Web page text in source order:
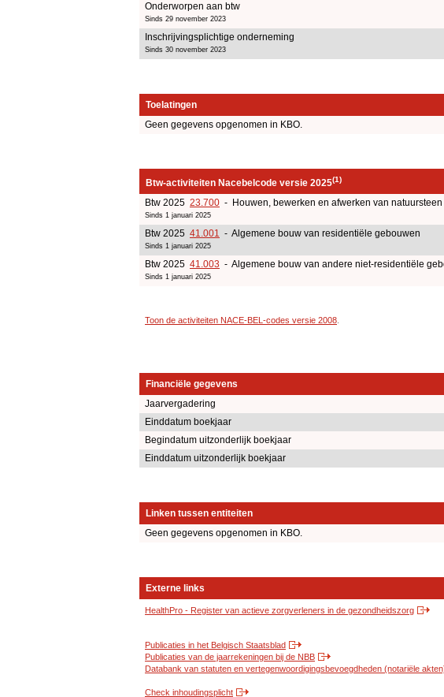
Onderworpen aan btw
Sinds 29 november 2023
Inschrijvingsplichtige onderneming
Sinds 30 november 2023
Toelatingen
Geen gegevens opgenomen in KBO.
Btw-activiteiten Nacebelcode versie 2025(1)
Btw 2025 23.700 - Houwen, bewerken en afwerken van natuursteen
Sinds 1 januari 2025
Btw 2025 41.001 - Algemene bouw van residentiële gebouwen
Sinds 1 januari 2025
Btw 2025 41.003 - Algemene bouw van andere niet-residentiële
Sinds 1 januari 2025
Toon de activiteiten NACE-BEL-codes versie 2008
Financiële gegevens
Jaarvergadering
Einddatum boekjaar
Begindatum uitzonderlijk boekjaar
Einddatum uitzonderlijk boekjaar
Linken tussen entiteiten
Geen gegevens opgenomen in KBO.
Externe links
HealthPro - Register van actieve zorgverleners in de gezondheidszorg
Publicaties in het Belgisch Staatsblad
Publicaties van de jaarrekeningen bij de NBB
Databank van statuten en vertegenwoordigingsbevoegdheden (notariële
Check inhoudingsplicht